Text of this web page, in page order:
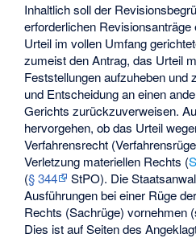
Inhaltlich soll der
erforderlichen Revisionsanträge
Urteil im vollen Umfang
zumeist den Antrag, das Urteil
Feststellungen aufzuheben und
und Entscheidung an einen
Gerichts zurückzuverweisen.
hervorgehen, ob das Urteil
Verfahrensrecht
Verletzung materiellen Rechts (
(§ 344
StPO). Die
Ausführungen bei einer Rüge
Rechts (Sachrüge) vornehmen
Dies ist auf Seiten des